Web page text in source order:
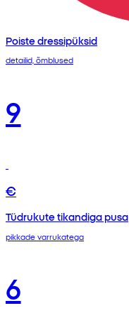
Poiste dressipüksid
detailid, õmblused
9
€
Tüdrukute tikandiga pusa
pikkade varrukatega
6